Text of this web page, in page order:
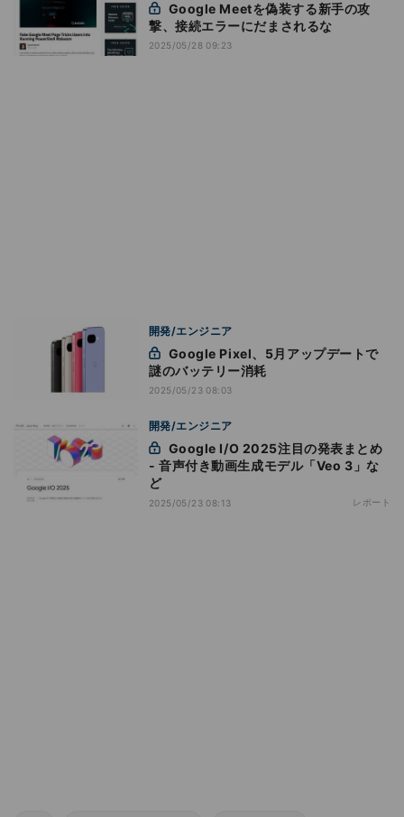
撃、接続エラーにだまされるな
2025/05/28 09:23
開発/エンジニア
謎のバッテリー消耗
2025/05/23 08:03
開発/エンジニア
- 音声付き動画生成モデル「Veo 3」な
ど
2025/05/23 08:13 レポート